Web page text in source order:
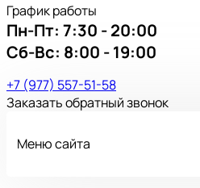
График работы
Пн-Пт: 7:30 - 20:00
Сб-Вс: 8:00 - 19:00
+7 (977) 557-51-58
Заказать обратный звонок
Меню сайта